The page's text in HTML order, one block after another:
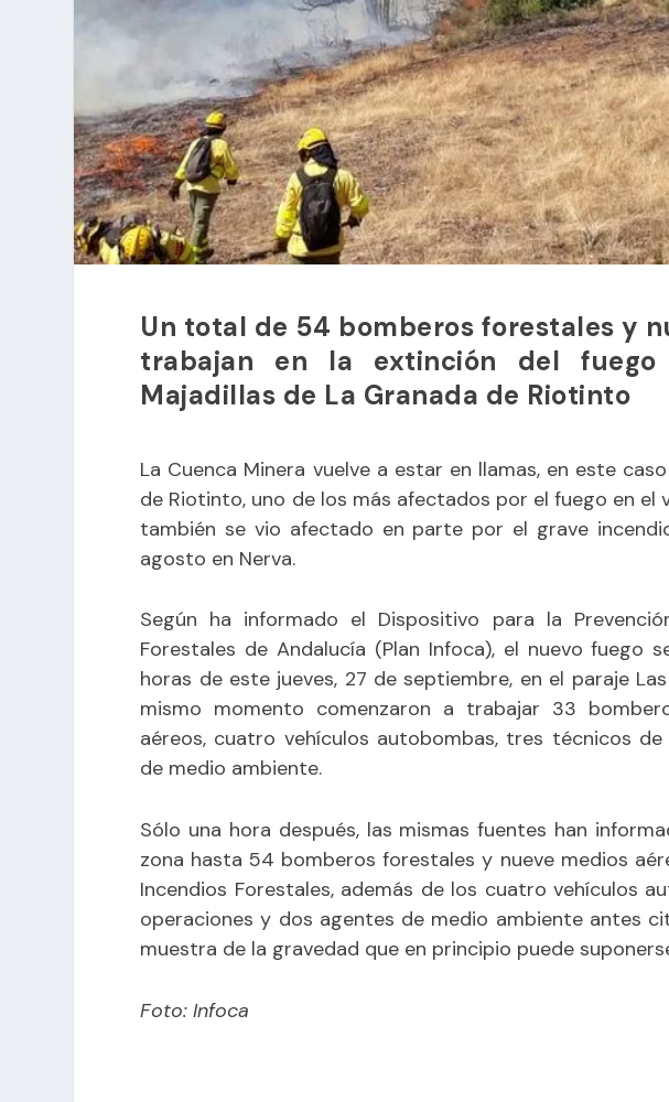
Un total de 54 bomberos forestales y
trabajan en la extinción del
Majadillas de La Granada de Riotinto
La Cuenca Minera vuelve a estar en llamas, en este
de Riotinto, uno de los más afectados por el fuego en el
también se vio afectado en parte por el grave
agosto en Nerva.
Según ha informado el Dispositivo para la
Forestales de Andalucía (Plan Infoca), el nuevo fuego
horas de este jueves, 27 de septiembre, en el paraje
mismo momento comenzaron a trabajar 33
aéreos, cuatro vehículos autobombas, tres técnicos
de medio ambiente.
Sólo una hora después, las mismas fuentes han
zona hasta 54 bomberos forestales y nueve medios
Incendios Forestales, además de los cuatro vehículos
operaciones y dos agentes de medio ambiente antes
muestra de la gravedad que en principio puede
Foto: Infoca